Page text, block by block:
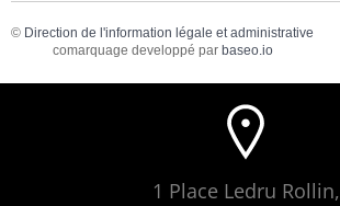
© Direction de l'information légale et administrative
comarquage developpé par baseo.io
1 Place Ledru Rollin,